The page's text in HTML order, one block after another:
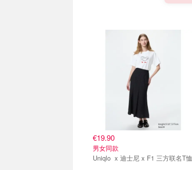
€19.90
男女同款
Uniqlo x 迪士尼 x F1 三方联名T恤